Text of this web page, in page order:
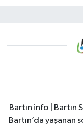
Bartın info | Bartın
Bartın’da yaşanan